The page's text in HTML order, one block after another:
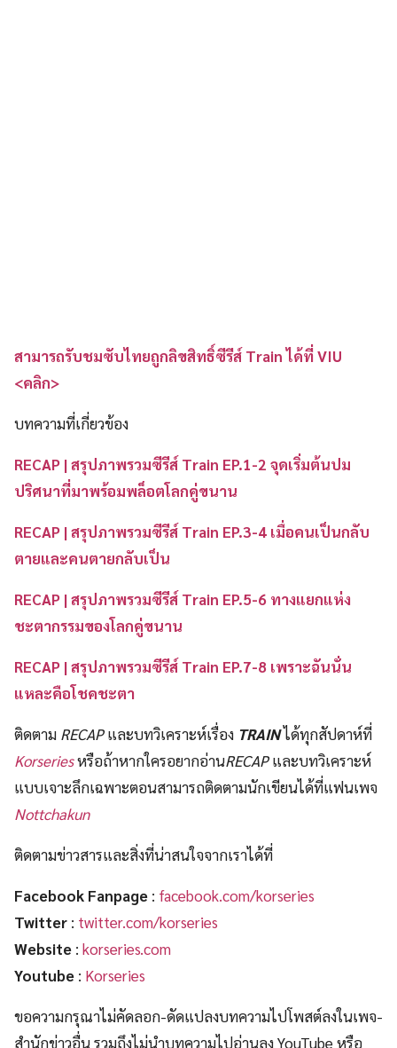
สามารถรับชมซับไทยถูกลิขสิทธิ์ซีรีส์ Train ได้ที่ VIU
<คลิก>
บทความที่เกี่ยวข้อง
RECAP | สรุปภาพรวมซีรีส์ Train EP.1-2 จุดเริ่มต้นปม
ปริศนาที่มาพร้อมพล็อตโลกคู่ขนาน
RECAP | สรุปภาพรวมซีรีส์ Train EP.3-4 เมื่อคนเป็นกลับ
ตายและคนตายกลับเป็น
RECAP | สรุปภาพรวมซีรีส์ Train EP.5-6 ทางแยกแห่ง
ชะตากรรมของโลกคู่ขนาน
RECAP | สรุปภาพรวมซีรีส์ Train EP.7-8 เพราะฉันนั่น
แหละคือโชคชะตา
ติดตาม RECAPและบทวิเคราะห์เรื่อง TRAINได้ทุกสัปดาห์ที่
Korseriesหรือถ้าหากใครอยากอ่านRECAPและบทวิเคราะห์
แบบเจาะลึกเฉพาะตอนสามารถติดตามนักเขียนได้ที่แฟนเพจ
Nottchakun
ติดตามข่าวสารและสิ่งที่น่าสนใจจากเราได้ที่
Facebook Fanpage : facebook.com/korseries
Twitter : twitter.com/korseries
Website : korseries.com
Youtube : Korseries
ขอความกรุณาไม่คัดลอก-ดัดแปลงบทความไปโพสต์ลงในเพจ-
สำนักข่าวอื่น รวมถึงไม่นำบทความไปอ่านลง YouTube หรือ